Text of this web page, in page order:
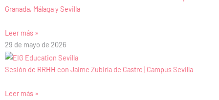
Granada, Málaga y Sevilla
Leer más »
29 de mayo de 2026
Sesión de RRHH con Jaime Zubiría de Castro | Campus Sevilla
Leer más »